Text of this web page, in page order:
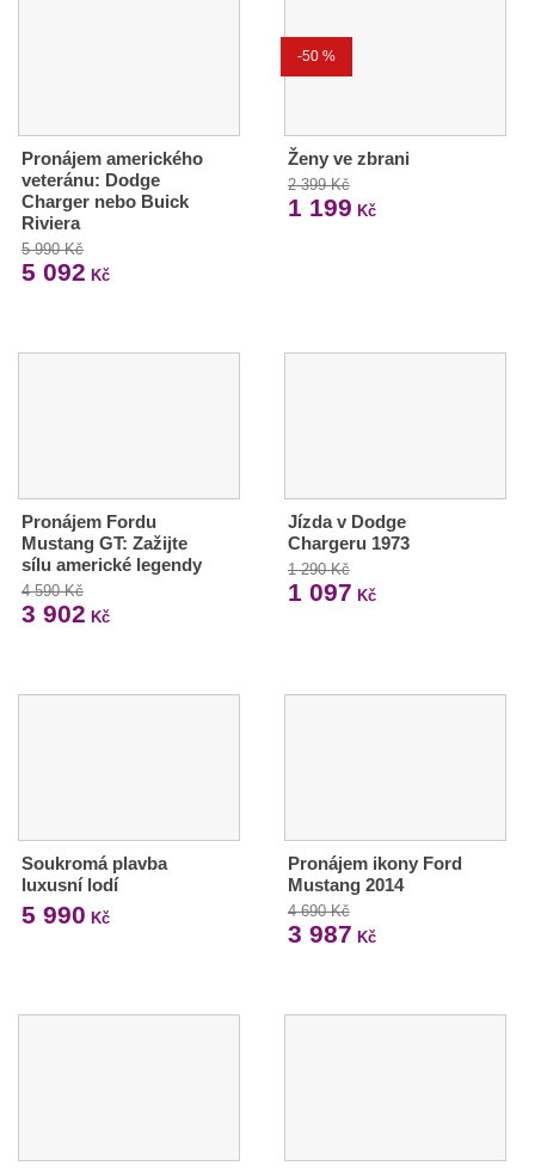
Pronájem amerického
veteránu: Dodge
Charger nebo Buick
Riviera
5 990 Kč
5 092 Kč
-50 %
Ženy ve zbrani
2 399 Kč
1 199 Kč
Pronájem Fordu
Mustang GT: Zažijte
sílu americké legendy
4 590 Kč
3 902 Kč
Jízda v Dodge
Chargeru 1973
1 290 Kč
1 097 Kč
Soukromá plavba
luxusní lodí
5 990 Kč
Pronájem ikony Ford
Mustang 2014
4 690 Kč
3 987 Kč